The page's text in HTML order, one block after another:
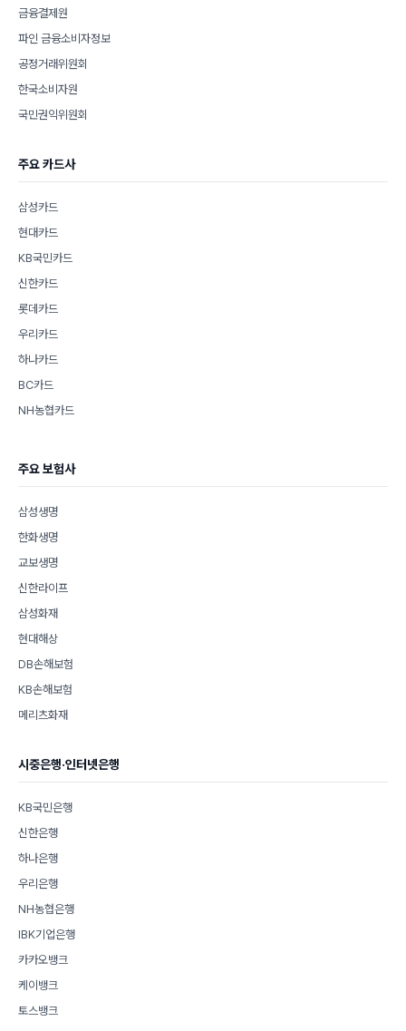
금융결제원
파인 금융소비자정보
공정거래위원회
한국소비자원
국민권익위원회
주요 카드사
삼성카드
현대카드
KB국민카드
신한카드
롯데카드
우리카드
하나카드
BC카드
NH농협카드
주요 보험사
삼성생명
한화생명
교보생명
신한라이프
삼성화재
현대해상
DB손해보험
KB손해보험
메리츠화재
시중은행·인터넷은행
KB국민은행
신한은행
하나은행
우리은행
NH농협은행
IBK기업은행
카카오뱅크
케이뱅크
토스뱅크